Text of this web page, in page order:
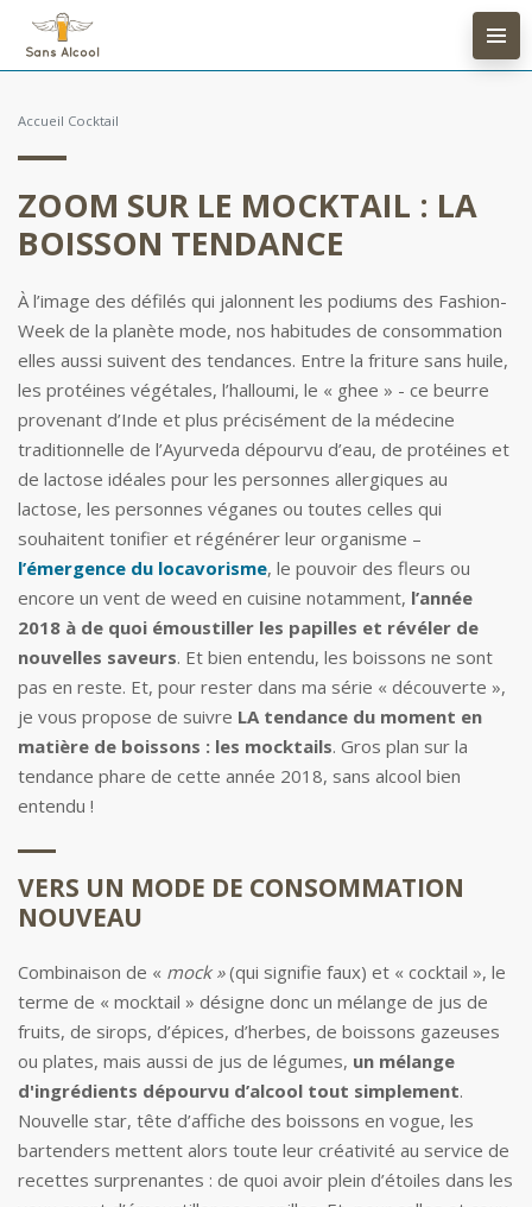
Accueil Cocktail
ZOOM SUR LE MOCKTAIL : LA
BOISSON TENDANCE
À l’image des défilés qui jalonnent les podiums des Fashion-
Week de la planète mode, nos habitudes de consommation
elles aussi suivent des tendances. Entre la friture sans huile,
les protéines végétales, l’halloumi, le « ghee » - ce beurre
provenant d’Inde et plus précisément de la médecine
traditionnelle de l’Ayurveda dépourvu d’eau, de protéines et
de lactose idéales pour les personnes allergiques au
lactose, les personnes véganes ou toutes celles qui
souhaitent tonifier et régénérer leur organisme –
l’émergence du locavorisme, le pouvoir des fleurs ou
encore un vent de weed en cuisine notamment, l’année
2018 à de quoi émoustiller les papilles et révéler de
nouvelles saveurs. Et bien entendu, les boissons ne sont
pas en reste. Et, pour rester dans ma série « découverte »,
je vous propose de suivre LA tendance du moment en
matière de boissons : les mocktails. Gros plan sur la
tendance phare de cette année 2018, sans alcool bien
entendu !
VERS UN MODE DE CONSOMMATION
NOUVEAU
Combinaison de « mock »(qui signifie faux) et « cocktail », le
terme de « mocktail » désigne donc un mélange de jus de
fruits, de sirops, d’épices, d’herbes, de boissons gazeuses
ou plates, mais aussi de jus de légumes, un mélange
d'ingrédients dépourvu d’alcool tout simplement.
Nouvelle star, tête d’affiche des boissons en vogue, les
bartenders mettent alors toute leur créativité au service de
recettes surprenantes : de quoi avoir plein d’étoiles dans les